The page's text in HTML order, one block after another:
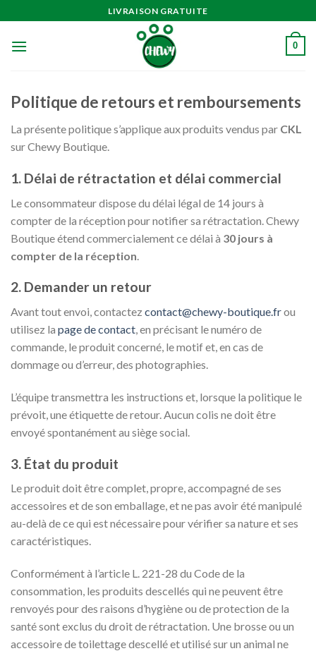
au
contenu
LIVRAISON GRATUITE
0
Politique de retours et remboursements
La présente politique s’applique aux produits vendus par CKL
sur Chewy Boutique.
1. Délai de rétractation et délai commercial
Le consommateur dispose du délai légal de 14 jours à
compter de la réception pour notifier sa rétractation. Chewy
Boutique étend commercialement ce délai à 30 jours à
compter de la réception
2. Demander un retour
Avant tout envoi, contactez contact@chewy-boutique.frou
utilisez la page de contact, en précisant le numéro de
commande, le produit concerné, le motif et, en cas de
dommage ou d’erreur, des photographies.
L’équipe transmettra les instructions et, lorsque la politique le
prévoit, une étiquette de retour. Aucun colis ne doit être
envoyé spontanément au siège social.
3. État du produit
Le produit doit être complet, propre, accompagné de ses
accessoires et de son emballage, et ne pas avoir été manipulé
au-delà de ce qui est nécessaire pour vérifier sa nature et ses
caractéristiques.
Conformément à l’article L. 221-28 du Code de la
consommation, les produits descellés qui ne peuvent être
renvoyés pour des raisons d’hygiène ou de protection de la
santé sont exclus du droit de rétractation. Une brosse ou un
accessoire de toilettage descellé et utilisé sur un animal ne